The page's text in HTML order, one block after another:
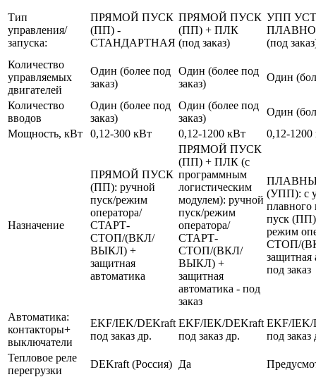
Тип
управления/
запуска:
ПРЯМОЙ ПУСК
(ПП) -
СТАНДАРТНАЯ
ПРЯМОЙ ПУСК
(ПП) + ПЛК
(под заказ)
УПП
(под
Количество
управляемых
двигателей
Один (более под
заказ)
Один (более под
заказ)
Один
Количество
вводов
Один (более под
заказ)
Один (более под
заказ)
Один
Мощность, кВт
0,12-300 кВт 0,12-1200 кВт 0,12-1200
Назначение
ПРЯМОЙ ПУСК
(ПП): ручной
пуск/режим
оператора/
СТАРТ-
СТОП/(ВКЛ/
ВЫКЛ) +
защитная
автоматика
ПРЯМОЙ ПУСК
(ПП) + ПЛК (с
программным
логистическим
модулем): ручной
пуск/режим
оператора/
СТАРТ-
СТОП/(ВКЛ/
ВЫКЛ) +
защитная
автоматика - под
заказ
(УПП): с
плавного
пуск
режим
СТОП/
защитная
под заказ
Автоматика:
контакторы+
выключатели
EKF/IEK/DEKraft
под заказ др.
EKF/IEK/DEKraft
под заказ др.
EKF/IEK/
под заказ
Тепловое реле
перегрузки
DEKraft (Россия) Да